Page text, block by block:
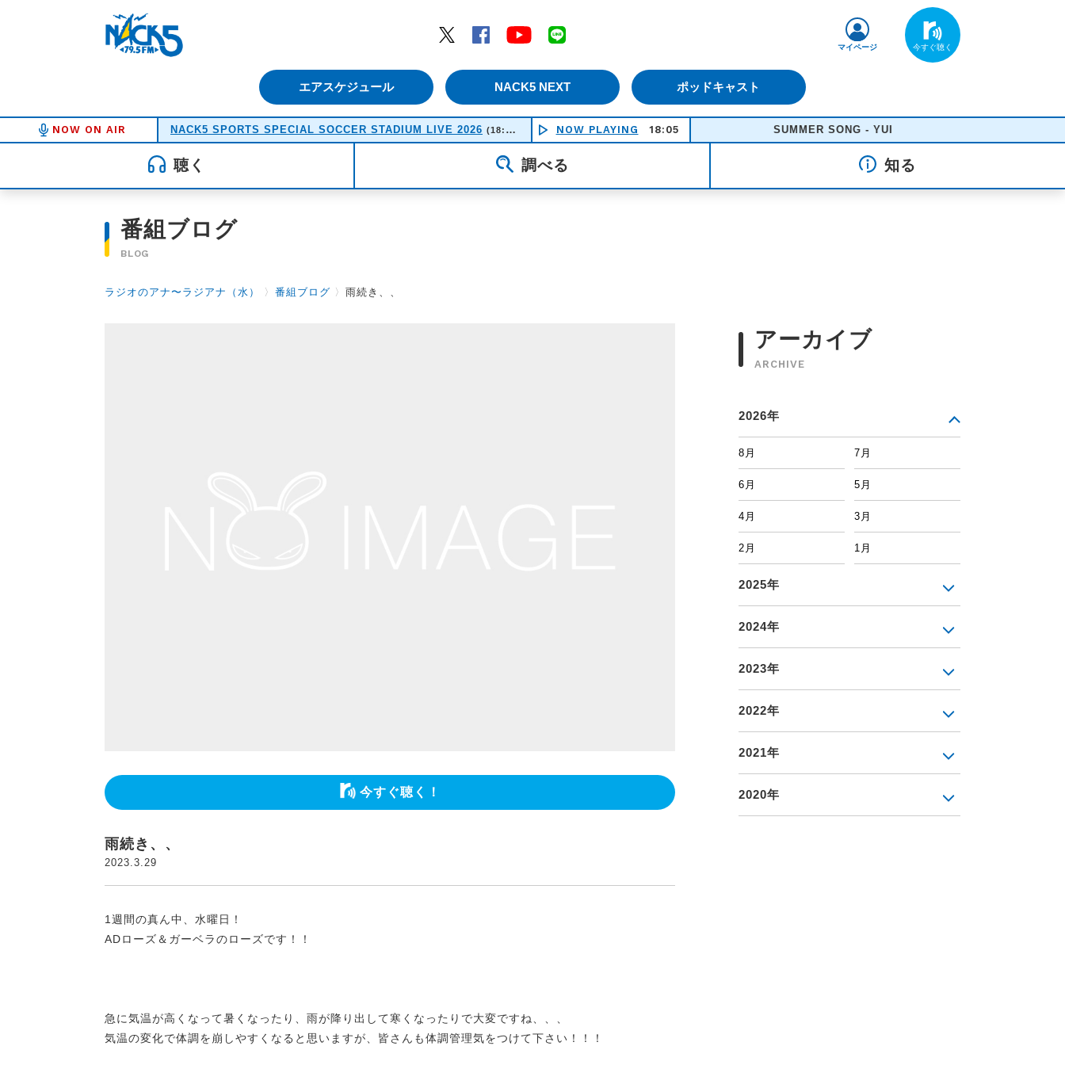
Twitter
Facebook YouTube
エアスケジュール NACK5 NEXT ポッドキャスト
マイページ
NOW ON AIR NACK5 SPORTS SPECIAL SOCCER STADIUM LIVE 2026 (18:50-21:30) NOW PLAYING 18:05 SUMMER SONG - YUI
聴く 調べる 知る
番組ブログ
BLOG
ラジオのアナ〜ラジアナ（水） 〉 番組ブログ 〉 雨続き、、
今すぐ聴く！
雨続き、、
2023.3.29
1週間の真ん中、水曜日！
ADローズ＆ガーベラのローズです！！
急に気温が高くなって暑くなったり、雨が降り出して寒くなったりで大変ですね、、、
気温の変化で体調を崩しやすくなると思いますが、皆さんも体調管理気をつけて下さい！！！
アーカイブ
ARCHIVE
2026年
8月 7月
6月 5月
4月 3月
2月 1月
2025年
2024年
2023年
2022年
2021年
2020年